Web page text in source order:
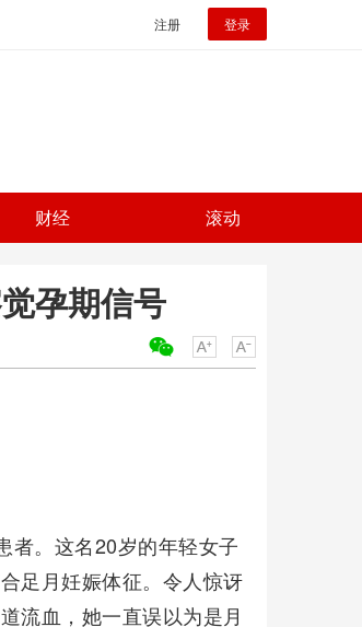
注册 登录
财经 滚动
孕期信号
者。这名20岁的年轻女子
足月妊娠体征。令人惊讶
流血，她一直误以为是月